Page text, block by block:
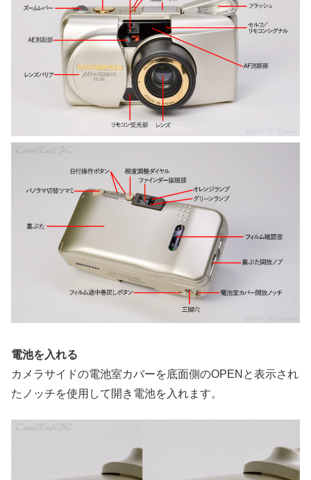
電池を入れる
カメラサイドの電池室カバーを底面側のOPENと表示され
たノッチを使用して開き電池を入れます。